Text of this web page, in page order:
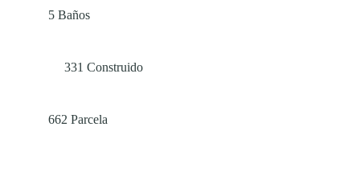
5 Baños
331 Construido
662 Parcela